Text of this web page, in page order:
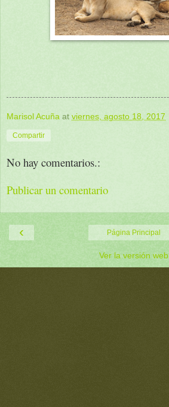
Marisol Acuña at viernes, agosto 18, 2017
Compartir
No hay comentarios.:
Publicar un comentario
‹ Página Principal
Ver la versión web